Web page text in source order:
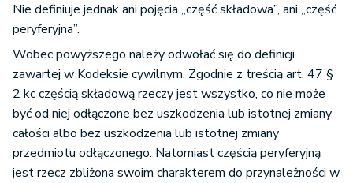
Nie definiuje jednak ani pojęcia „część składowa”, ani „część
peryferyjna”.
Wobec powyższego należy odwołać się do definicji
zawartej w Kodeksie cywilnym. Zgodnie z treścią art. 47 §
2 kc częścią składową rzeczy jest wszystko, co nie może
być od niej odłączone bez uszkodzenia lub istotnej zmiany
całości albo bez uszkodzenia lub istotnej zmiany
przedmiotu odłączonego. Natomiast częścią peryferyjną
jest rzecz zbliżona swoim charakterem do przynależności w